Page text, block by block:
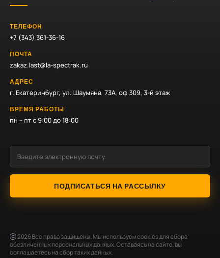
ТЕЛЕФОН
+7 (343) 361-36-16
ПОЧТА
zakaz.last@la-spectrak.ru
АДРЕС
г. Екатеринбург, ул. Шаумяна, 73А, оф 309, 3-й этаж
ВРЕМЯ РАБОТЫ
пн – пт с 9:00 до 18:00
ПОДПИСАТЬСЯ НА РАССЫЛКУ
2026Все права защищены. Мы используем cookies для сбора
обезличенных персональных данных. Оставаясь на сайте, вы
соглашаетесь на сбор таких данных.